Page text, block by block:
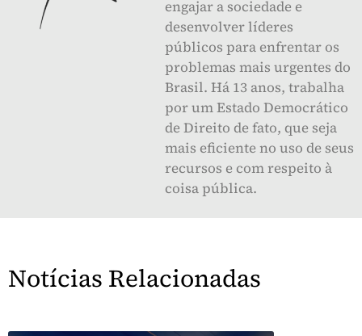
engajar a sociedade e
desenvolver líderes
públicos para enfrentar os
problemas mais urgentes do
Brasil. Há 13 anos, trabalha
por um Estado Democrático
de Direito de fato, que seja
mais eficiente no uso de seus
recursos e com respeito à
coisa pública.
Notícias Relacionadas